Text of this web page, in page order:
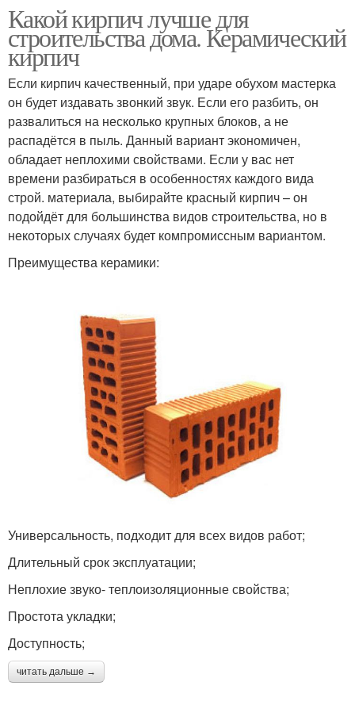
Какой кирпич лучше для
строительства дома. Керамический
кирпич
Если кирпич качественный, при ударе обухом мастерка
он будет издавать звонкий звук. Если его разбить, он
развалиться на несколько крупных блоков, а не
распадётся в пыль. Данный вариант экономичен,
обладает неплохими свойствами. Если у вас нет
времени разбираться в особенностях каждого вида
строй. материала, выбирайте красный кирпич – он
подойдёт для большинства видов строительства, но в
некоторых случаях будет компромиссным вариантом.
Преимущества керамики:
Универсальность, подходит для всех видов работ;
Длительный срок эксплуатации;
Неплохие звуко- теплоизоляционные свойства;
Простота укладки;
Доступность;
читать дальше →